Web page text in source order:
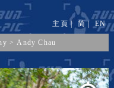
>Andy Chau
主頁 | 简| EN